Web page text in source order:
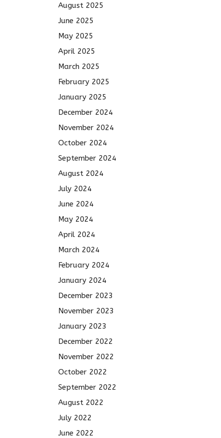
August 2025
June 2025
May 2025
April 2025
March 2025
February 2025
January 2025
December 2024
November 2024
October 2024
September 2024
August 2024
July 2024
June 2024
May 2024
April 2024
March 2024
February 2024
January 2024
December 2023
November 2023
January 2023
December 2022
November 2022
October 2022
September 2022
August 2022
July 2022
June 2022